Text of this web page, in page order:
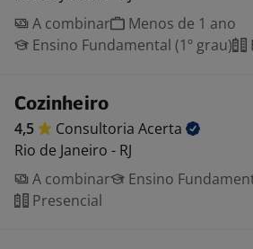
A combinar
Menos de 1 ano
Ensino Fundamental (1º grau)
Cozinheiro
4,5 Consultoria Acerta
Rio de Janeiro - RJ
A combinar
Ensino
Presencial